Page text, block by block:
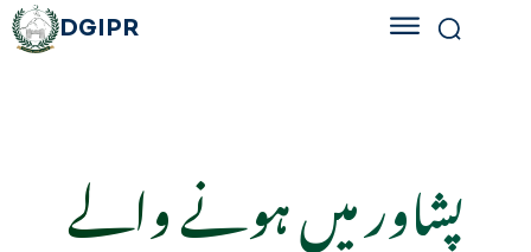
DGIPR
پشاور میں ہونے والے